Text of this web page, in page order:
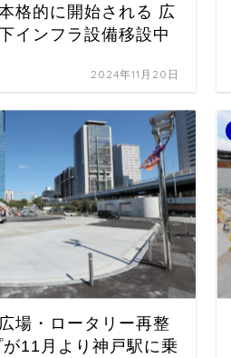
格的に開始される 広
インフラ設備移設中
2024年11月20日
場・ロータリー再整
11月より神戸駅に乗